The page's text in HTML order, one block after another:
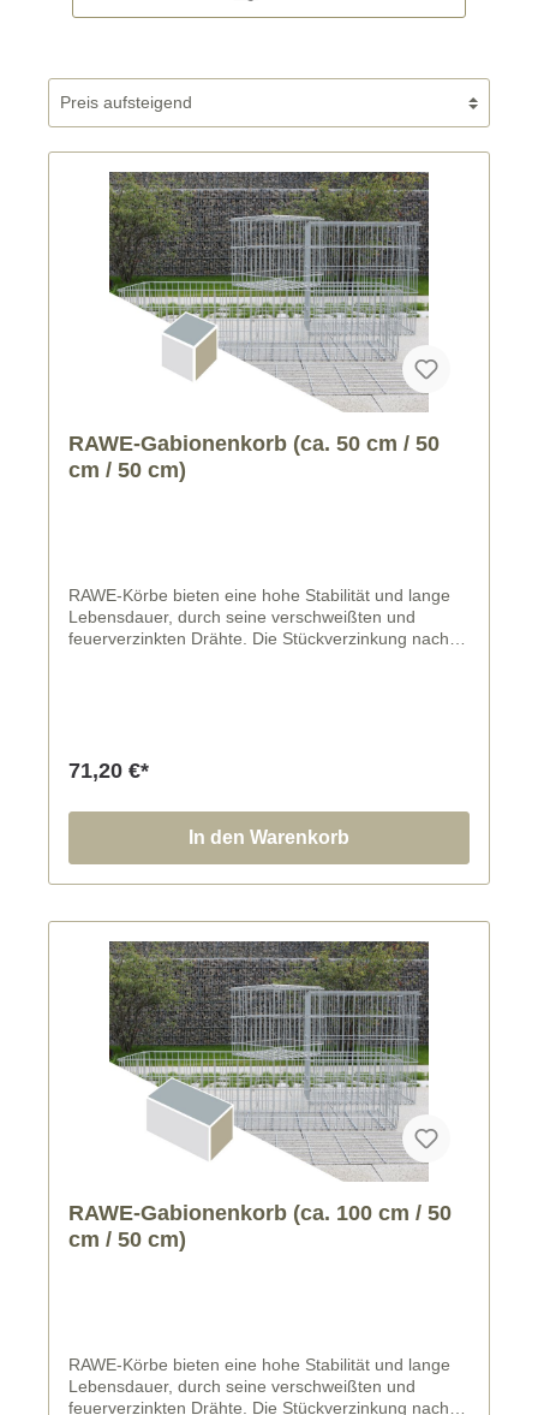
RAWE-Gabionenkorb (ca. 50 cm / 50
cm / 50 cm)
RAWE-Körbe bieten eine hohe Stabilität und lange
Lebensdauer, durch seine verschweißten und
feuerverzinkten Drähte. Die Stückverzinkung nach
71,20 €*
In den Warenkorb
RAWE-Gabionenkorb (ca. 100 cm / 50
cm / 50 cm)
RAWE-Körbe bieten eine hohe Stabilität und lange
Lebensdauer, durch seine verschweißten und
feuerverzinkten Drähte. Die Stückverzinkung nach